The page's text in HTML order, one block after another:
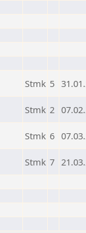
Stmk 5
Stmk 2
Stmk 6
Stmk 7